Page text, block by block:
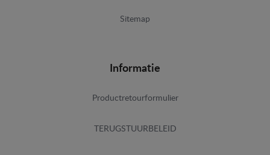
Sitemap
Informatie
Productretourformulier
TERUGSTUURBELEID